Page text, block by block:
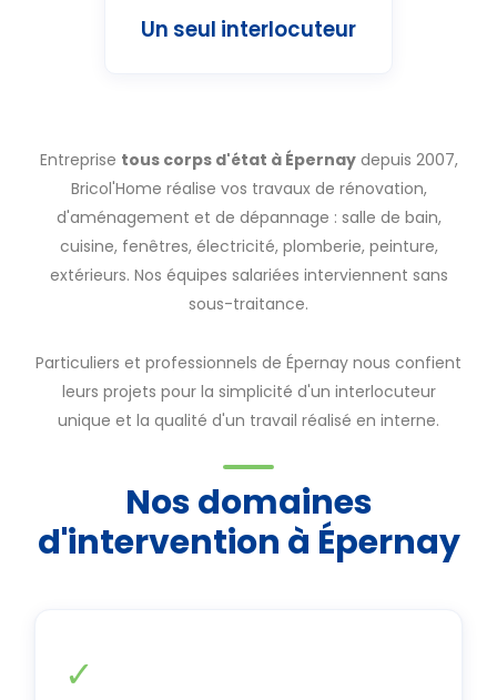
Un seul interlocuteur
Entreprise tous corps d'état à Épernaydepuis 2007,
Bricol'Home réalise vos travaux de rénovation,
d'aménagement et de dépannage : salle de bain,
cuisine, fenêtres, électricité, plomberie, peinture,
extérieurs. Nos équipes salariées interviennent sans
sous-traitance.
Particuliers et professionnels de Épernay nous confient
leurs projets pour la simplicité d'un interlocuteur
unique et la qualité d'un travail réalisé en interne.
Nos domaines
d'intervention à Épernay
✓